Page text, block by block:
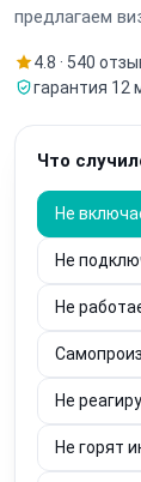
предлагаем
4.8 · 540
гарантия 12
Что
Не
Не
Не
Не
Не горят